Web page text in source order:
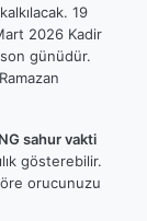
19
2026 Kadir
günüdür.
sahur vakti
gösterebilir.
orucunuzu